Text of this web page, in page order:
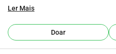
equipamentos especiais para
nunca saberemos se ele será
cara o suficiente, e com uma
Ler Mais
Doar